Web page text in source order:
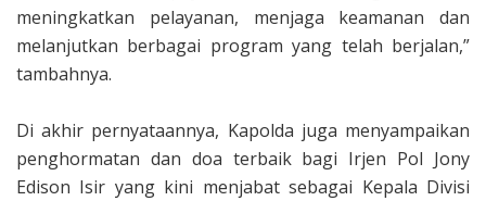
meningkatkan pelayanan, menjaga keamanan dan
melanjutkan berbagai program yang telah berjalan,”
tambahnya.
‎Di akhir pernyataannya, Kapolda juga menyampaikan
penghormatan dan doa terbaik bagi Irjen Pol Jony
Edison Isir yang kini menjabat sebagai Kepala Divisi